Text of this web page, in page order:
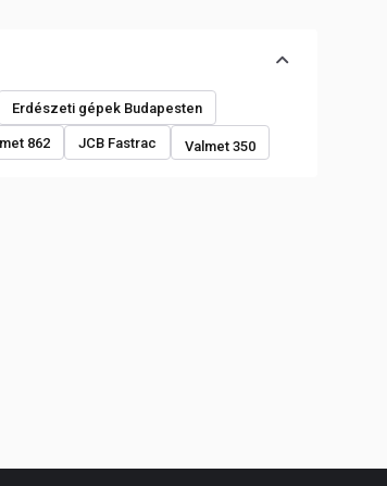
Erdészeti gépek Budapesten
862 JCB Fastrac Valmet 350